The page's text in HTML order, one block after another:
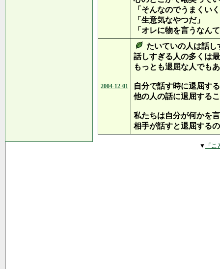
「そんなのでうまくい
「生意気なやつだ」
「オレに物を言うなん
2004-12-01
たいていの人は話し
話しすぎる人の多くは
もっとも退屈な人でも
自分で話す時に退屈す
他の人の話に退屈する
私たちは自分が何かを
相手が話すと退屈する
▼ 「